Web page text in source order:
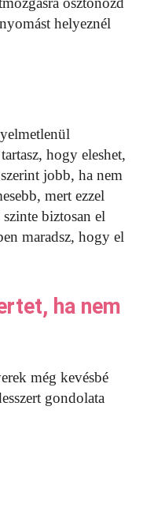
helyeznél
hogy eleshet,
jobb, ha nem
mert ezzel
biztosan el
maradsz, hogy el
ha nem
még kevésbé
gondolata